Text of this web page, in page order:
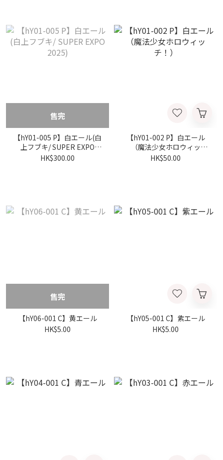
售完
【hY01-005 P】白エール(白
上フブキ/ SUPER EXPO
2025)
HK$300.00
【hY01-002 P】白エール
（魔法少女ホロウィッ
チ！）
HK$50.00
售完
【hY06-001 C】黄エール
HK$5.00
【hY05-001 C】紫エール
HK$5.00